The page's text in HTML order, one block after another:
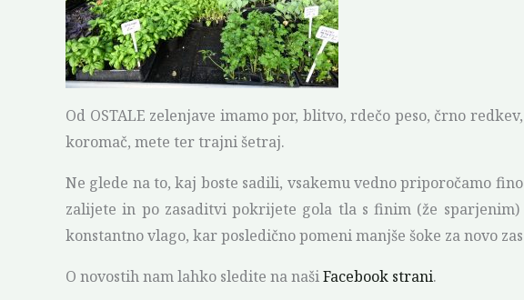
Od OSTALE zelenjave imamo por, blitvo, rdečo peso, črno
koromač, mete ter trajni šetraj.
Ne glede na to, kaj boste sadili, vsakemu vedno priporočamo
zalijete in po zasaditvi pokrijete gola tla s finim (že
konstantno vlago, kar posledično pomeni manjše šoke za novo
O novostih nam lahko sledite na našiFacebook strani.